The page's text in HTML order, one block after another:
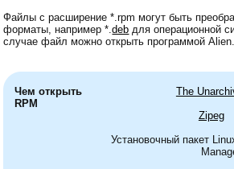
Файлы с расширение *.rpm могут быть
форматы, например *.deb для операционной
случае файл можно открыть программой Alien.
Чем открыть
RPM
The
Zipeg
Установочный пакет